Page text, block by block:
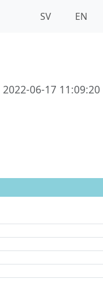
SV EN
2022-06-17 11:09:20